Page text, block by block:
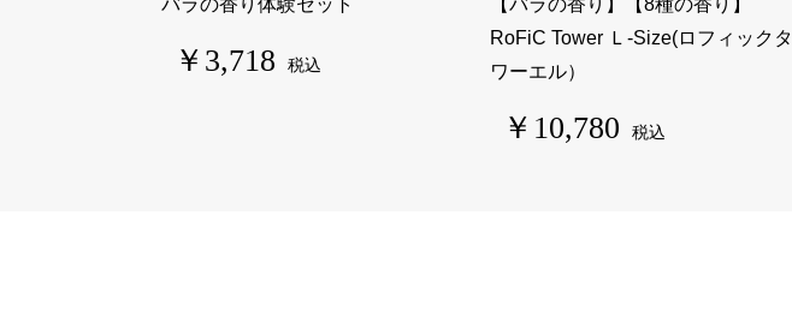
バラの香り体験セット
￥3,718 税込
【バラの香り】【8種の香り】
RoFiC Tower Ｌ-Size(ロフィックタ
ワーエル）
￥10,780 税込